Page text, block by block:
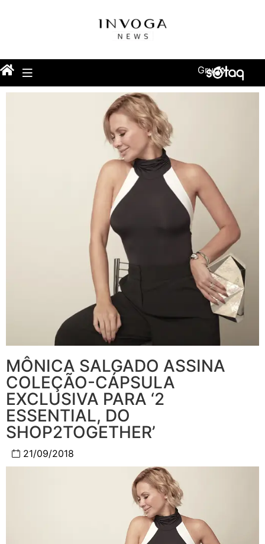
Grupo
MÔNICA SALGADO ASSINA
COLEÇÃO-CÁPSULA
EXCLUSIVA PARA ‘2
ESSENTIAL, DO
SHOP2TOGETHER’
21/09/2018